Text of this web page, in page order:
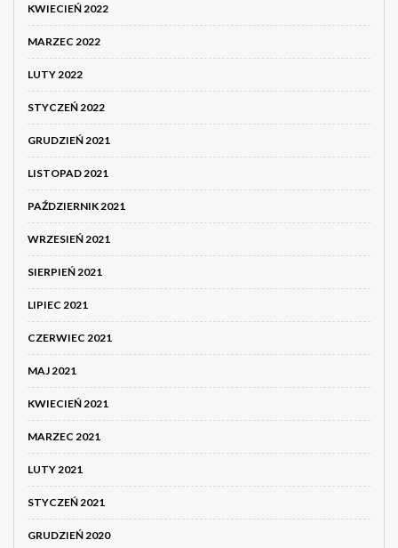
KWIECIEŃ 2022
MARZEC 2022
LUTY 2022
STYCZEŃ 2022
GRUDZIEŃ 2021
LISTOPAD 2021
PAŹDZIERNIK 2021
WRZESIEŃ 2021
SIERPIEŃ 2021
LIPIEC 2021
CZERWIEC 2021
MAJ 2021
KWIECIEŃ 2021
MARZEC 2021
LUTY 2021
STYCZEŃ 2021
GRUDZIEŃ 2020